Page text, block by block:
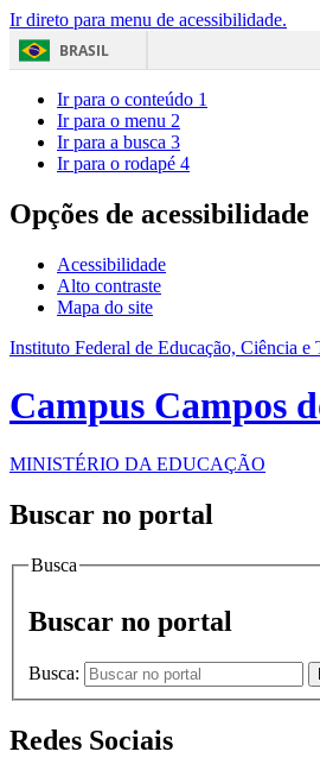
Ir direto para menu de acessibilidade.
BRASIL
Ir para o conteúdo 1
Ir para o menu 2
Ir para a busca 3
Ir para o rodapé 4
Opções de acessibilidade
Acessibilidade
Alto contraste
Mapa do site
Instituto Federal de Educação, Ciência e
Campus Campos
MINISTÉRIO DA EDUCAÇÃO
Buscar no portal
Busca
Buscar no portal
Busca:
Redes Sociais